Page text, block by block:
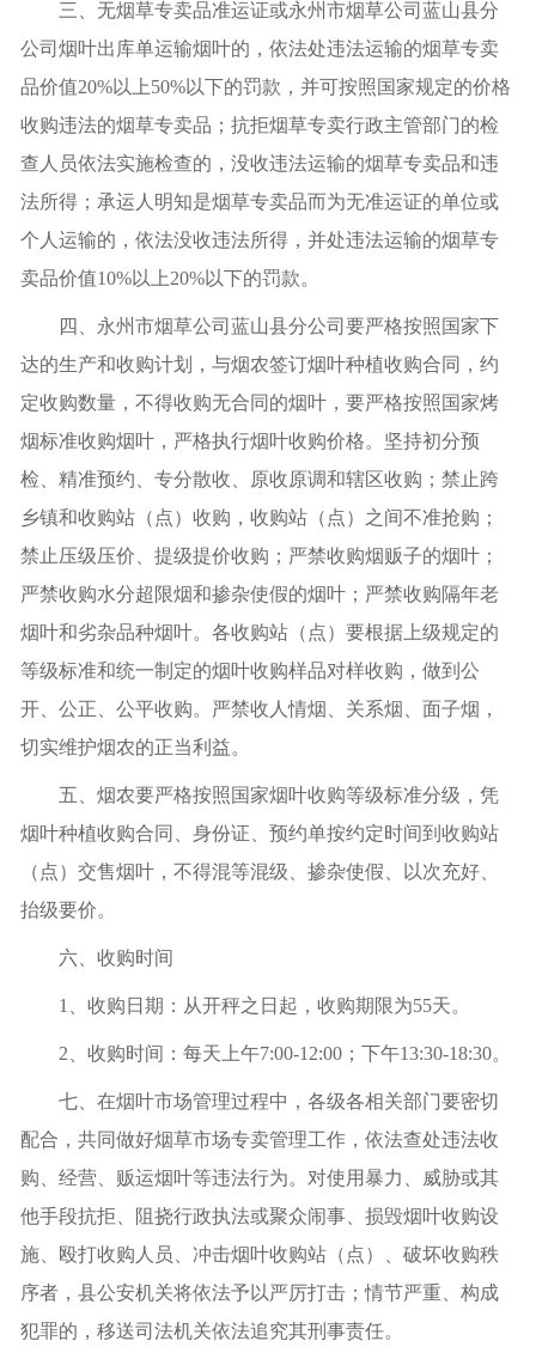
三、无烟草专卖品准运证或永州市烟草公司蓝山县分
公司烟叶出库单运输烟叶的，依法处违法运输的烟草专卖
品价值20%以上50%以下的罚款，并可按照国家规定的价格
收购违法的烟草专卖品；抗拒烟草专卖行政主管部门的检
查人员依法实施检查的，没收违法运输的烟草专卖品和违
法所得；承运人明知是烟草专卖品而为无准运证的单位或
个人运输的，依法没收违法所得，并处违法运输的烟草专
卖品价值10%以上20%以下的罚款。
四、永州市烟草公司蓝山县分公司要严格按照国家下
达的生产和收购计划，与烟农签订烟叶种植收购合同，约
定收购数量，不得收购无合同的烟叶，要严格按照国家烤
烟标准收购烟叶，严格执行烟叶收购价格。坚持初分预
检、精准预约、专分散收、原收原调和辖区收购；禁止跨
乡镇和收购站（点）收购，收购站（点）之间不准抢购；
禁止压级压价、提级提价收购；严禁收购烟贩子的烟叶；
严禁收购水分超限烟和掺杂使假的烟叶；严禁收购隔年老
烟叶和劣杂品种烟叶。各收购站（点）要根据上级规定的
等级标准和统一制定的烟叶收购样品对样收购，做到公
开、公正、公平收购。严禁收人情烟、关系烟、面子烟，
切实维护烟农的正当利益。
五、烟农要严格按照国家烟叶收购等级标准分级，凭
烟叶种植收购合同、身份证、预约单按约定时间到收购站
（点）交售烟叶，不得混等混级、掺杂使假、以次充好、
抬级要价。
六、收购时间
1 、收购日期：从开秤之日起，收购期限为55天。
2 、收购时间：每天上午7:00-12:00 ；下午13:30-18:30。
七、在烟叶市场管理过程中，各级各相关部门要密切
配合，共同做好烟草市场专卖管理工作，依法查处违法收
购、经营、贩运烟叶等违法行为。对使用暴力、威胁或其
他手段抗拒、阻挠行政执法或聚众闹事、损毁烟叶收购设
施、殴打收购人员、冲击烟叶收购站（点）、破坏收购秩
序者，县公安机关将依法予以严厉打击；情节严重、构成
犯罪的，移送司法机关依法追究其刑事责任。